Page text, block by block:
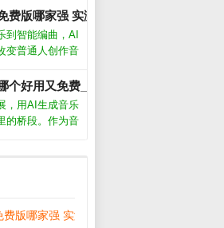
机器能懂吗？但
我发现它们确实
出令人惊艳的句
费版哪家强 实测推荐_
到智能编曲，AI
变普通人创作音
爱好者，这些工
免版税的原创配
出不穷的软件，
个好用又免费_
，用AI生成音乐
的桥段。作为音
版哪家强 实测推荐_